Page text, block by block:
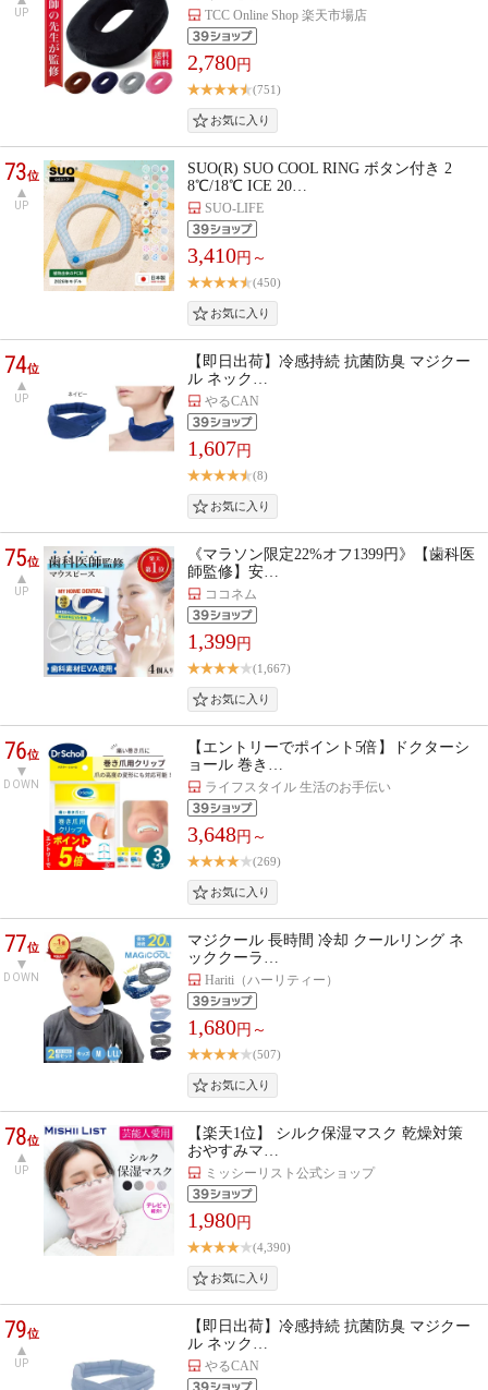
UP TCC Online Shop 楽天市場店
2,780円
(751)
73位
UP
SUO(R) SUO COOL RING ボタン付き 2
8℃/18℃ ICE 20…
SUO-LIFE
3,410円～
(450)
74位
UP
【即日出荷】冷感持続 抗菌防臭 マジクー
ル ネック…
やるCAN
1,607円
(8)
75位
UP
《マラソン限定22%オフ1399円》【歯科医
師監修】安…
ココネム
1,399円
(1,667)
76位
DOWN
【エントリーでポイント5倍】ドクターシ
ョール 巻き…
ライフスタイル 生活のお手伝い
3,648円～
(269)
77位
DOWN
マジクール 長時間 冷却 クールリング ネ
ッククーラ…
Hariti（ハーリティー）
1,680円～
(507)
78位
UP
【楽天1位】 シルク保湿マスク 乾燥対策
おやすみマ…
ミッシーリスト公式ショップ
1,980円
(4,390)
79位
UP
【即日出荷】冷感持続 抗菌防臭 マジクー
ル ネック…
やるCAN